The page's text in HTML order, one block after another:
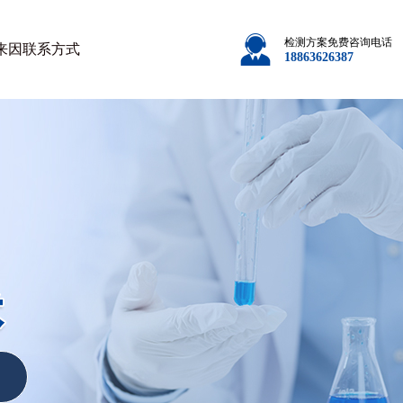
因联系方式 检测方案免费咨询电话
18863626387